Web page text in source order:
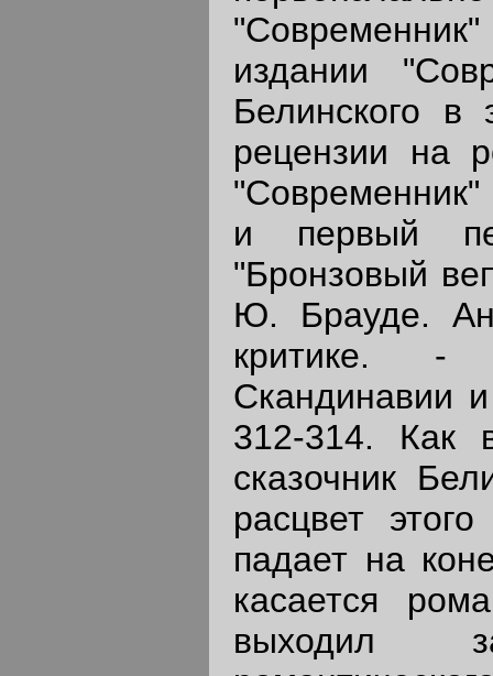
издании
Белинского
рецензии на
"Современник"
и первый
"Бронзовый
Ю. Брауде.
критике. -
Скандинавии
312-314. Как
сказочник
расцвет
падает на
касается
выходил